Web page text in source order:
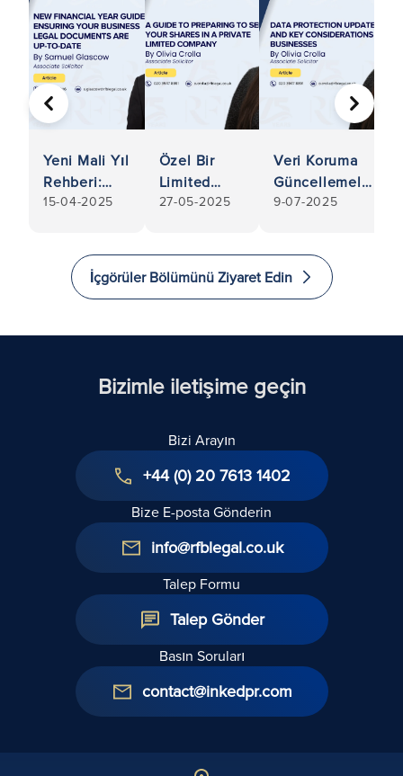
Yeni Mali Yıl
Rehberi:
İşletmenizin
Güncel
Olmasını
15-04-2025
Özel Bir
Limited
Şirketteki
Hazırlanma
Rehberi,
Hisse
Düşünürken
27-05-2025
Veri Koruma
Güncellemeleri
ve İşletmeler
9-07-2025
ÖNCEKI
İçgörüler Bölümünü Ziyaret Edin
Bizimle iletişime geçin
Bizi Arayın
+44 (0) 20 7613 1402
Bize E-posta Gönderin
info@rfblegal.co.uk
Talep Formu
Talep Gönder
Basın Soruları
contact@inkedpr.com